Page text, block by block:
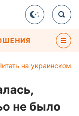
на украинском
не было